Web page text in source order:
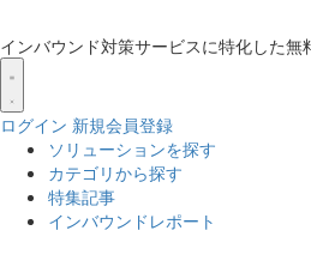
インバウンド対策サービスに特化した無
ログイン 新規会員登録
ソリューションを探す
カテゴリから探す
特集記事
インバウンドレポート